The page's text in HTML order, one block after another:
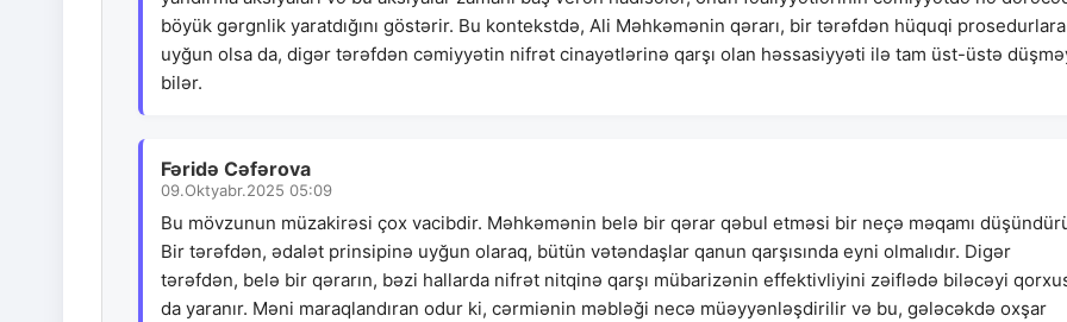
böyük gərgnlik yaratdığını göstərir. Bu kontekstdə, Ali Məhkəmənin qərarı, bir tərəfdən hüquqi prosedurlara
uyğun olsa da, digər tərəfdən cəmiyyətin nifrət cinayətlərinə qarşı olan həssasiyyəti ilə tam üst-üstə
bilər.
Fəridə Cəfərova
09.Oktyabr.2025 05:09
Bu mövzunun müzakirəsi çox vacibdir. Məhkəmənin belə bir qərar qəbul etməsi bir neçə məqamı
Bir tərəfdən, ədalət prinsipinə uyğun olaraq, bütün vətəndaşlar qanun qarşısında eyni olmalıdır. Digər
tərəfdən, belə bir qərarın, bəzi hallarda nifrət nitqinə qarşı mübarizənin effektivliyini zəiflədə biləcəyi
da yaranır. Məni maraqlandıran odur ki, cərmiənin məbləği necə müəyyənləşdirilir və bu, gələcəkdə oxşar